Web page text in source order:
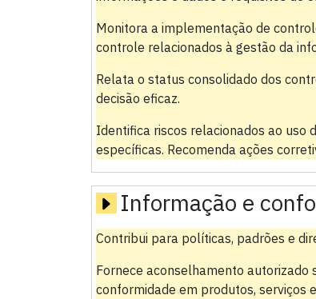
Monitora a implementação de
controle relacionados à gestão da
Relata o status consolidado dos
decisão eficaz.
Identifica riscos relacionados ao uso
específicas. Recomenda ações
Informação e
Contribui para políticas, padrões e
Fornece aconselhamento
conformidade em produtos, serviços